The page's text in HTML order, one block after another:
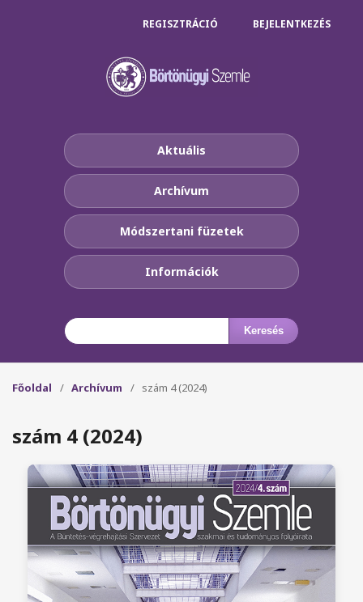
Aktuális
Archívum
Módszertani füzetek
Információk
Keresés
REGISZTRÁCIÓ BEJELENTKEZÉS
Főoldal / Archívum / szám 4 (2024)
szám 4 (2024)